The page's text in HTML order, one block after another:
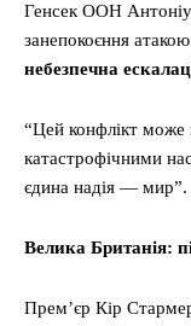
Генсек ООН Антоніу
занепокоєння
небезпечна
“Цей конфлікт може
катастрофічними
єдина надія — мир”.
Велика Британія:
Прем’єр Кір